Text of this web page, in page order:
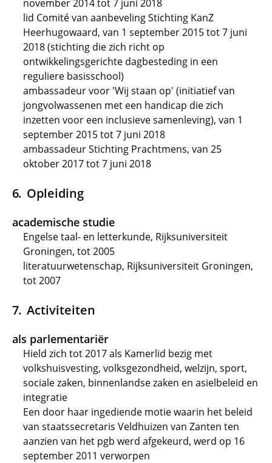
november 2014 tot 7 juni 2018
lid Comité van aanbeveling Stichting KanZ
Heerhugowaard, van 1 september 2015 tot 7 juni
2018 (stichting die zich richt op
ontwikkelingsgerichte dagbesteding in een
reguliere basisschool)
ambassadeur voor 'Wij staan op' (initiatief van
jongvolwassenen met een handicap die zich
inzetten voor een inclusieve samenleving), van 1
september 2015 tot 7 juni 2018
ambassadeur Stichting Prachtmens, van 25
oktober 2017 tot 7 juni 2018
Opleiding
academische studie
Engelse taal- en letterkunde, Rijksuniversiteit
Groningen, tot 2005
literatuurwetenschap, Rijksuniversiteit Groningen,
tot 2007
Activiteiten
als parlementariër
Hield zich tot 2017 als Kamerlid bezig met
volkshuisvesting, volksgezondheid, welzijn, sport,
sociale zaken, binnenlandse zaken en asielbeleid en
integratie
Een door haar ingediende motie waarin het beleid
van staatssecretaris Veldhuizen van Zanten ten
aanzien van het pgb werd afgekeurd, werd op 16
september 2011 verworpen